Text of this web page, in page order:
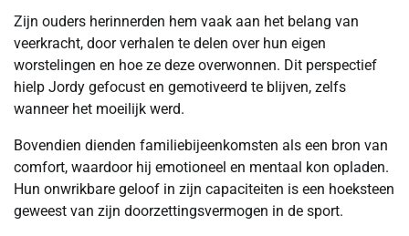
Zijn ouders herinnerden hem vaak aan het belang van
veerkracht, door verhalen te delen over hun eigen
worstelingen en hoe ze deze overwonnen. Dit perspectief
hielp Jordy gefocust en gemotiveerd te blijven, zelfs
wanneer het moeilijk werd.
Bovendien dienden familiebijeenkomsten als een bron van
comfort, waardoor hij emotioneel en mentaal kon opladen.
Hun onwrikbare geloof in zijn capaciteiten is een hoeksteen
geweest van zijn doorzettingsvermogen in de sport.